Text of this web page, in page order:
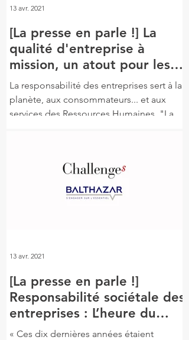
[La presse en parle !] La
qualité d'entreprise à
mission, un atout pour les
RH
La responsabilité des entreprises sert à la
planète, aux consommateurs... et aux
services des Ressources Humaines. "La
13 avr. 2021
[La presse en parle !]
Responsabilité sociétale des
entreprises : L’heure du
passage à l’acte
« Ces dix dernières années étaient
13 avr. 2021